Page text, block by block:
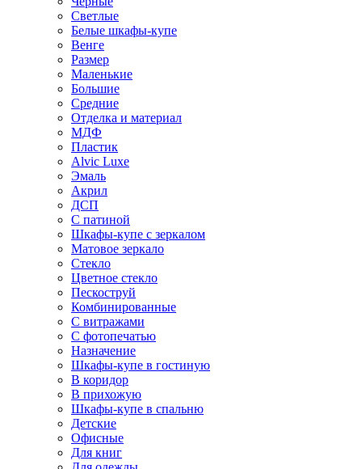
Светлые
Белые шкафы-купе
Венге
Размер
Маленькие
Большие
Средние
Отделка и материал
МДФ
Пластик
Alvic Luxe
Эмаль
Акрил
ДСП
С патиной
Шкафы-купе с зеркалом
Матовое зеркало
Стекло
Цветное стекло
Пескоструй
Комбинированные
С витражами
С фотопечатью
Назначение
Шкафы-купе в гостиную
В коридор
В прихожую
Шкафы-купе в спальню
Детские
Офисные
Для книг